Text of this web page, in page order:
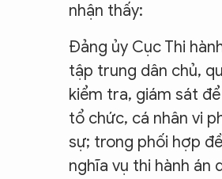
nhận thấy:
Đảng ủy Cục Thi
tập trung dân chủ,
kiểm tra, giám sát
tổ chức, cá nhân vi
sự; trong phối hợp
nghĩa vụ thi hành án